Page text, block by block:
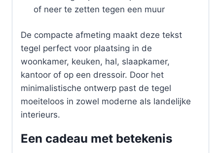
of neer te zetten tegen een muur
De compacte afmeting maakt deze tekst
tegel perfect voor plaatsing in de
woonkamer, keuken, hal, slaapkamer,
kantoor of op een dressoir. Door het
minimalistische ontwerp past de tegel
moeiteloos in zowel moderne als landelijke
interieurs.
Een cadeau met betekenis